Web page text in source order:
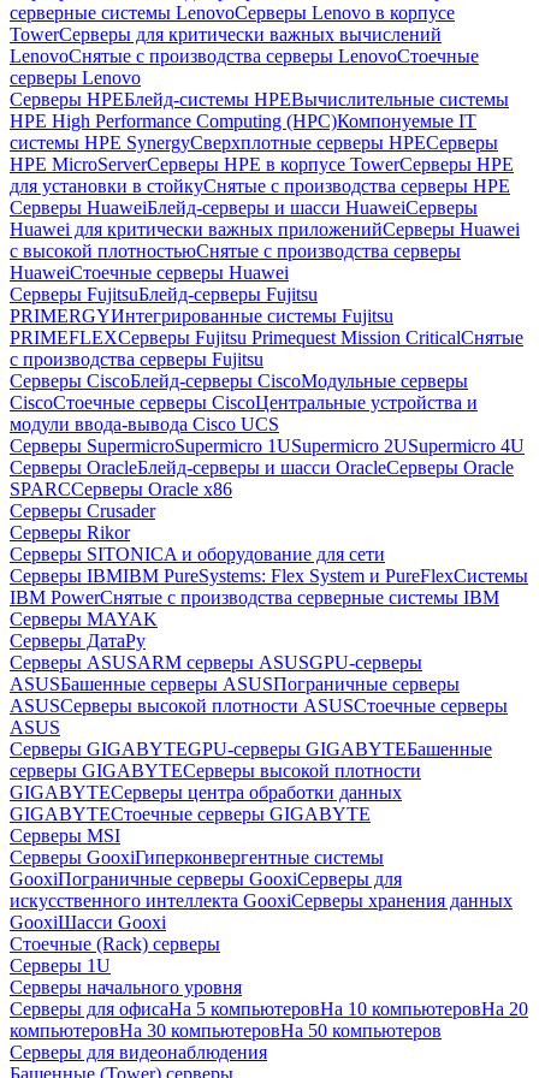
серверные системы LenovoСерверы Lenovo в корпусе
TowerСерверы для критически важных вычислений
LenovoСнятые с производства серверы LenovoСтоечные
серверы Lenovo
Серверы HPEБлейд-системы HPEВычислительные системы
HPE High Performance Computing (HPC)Компонуемые IT
системы HPE SynergyСверхплотные серверы HPEСерверы
HPE MicroServerСерверы HPE в корпусе TowerСерверы HPE
для установки в стойкуСнятые с производства серверы HPE
Серверы HuaweiБлейд-серверы и шасси HuaweiСерверы
Huawei для критически важных приложенийСерверы Huawei
с высокой плотностьюСнятые с производства серверы
HuaweiСтоечные серверы Huawei
Серверы FujitsuБлейд-серверы Fujitsu
PRIMERGYИнтегрированные системы Fujitsu
PRIMEFLEXСерверы Fujitsu Primequest Mission CriticalСнятые
с производства серверы Fujitsu
Серверы CiscoБлейд-серверы CiscoМодульные серверы
CiscoСтоечные серверы CiscoЦентральные устройства и
модули ввода-вывода Cisco UCS
Серверы SupermicroSupermicro 1USupermicro 2USupermicro 4U
Серверы OracleБлейд-серверы и шасси OracleСерверы Oracle
SPARCСерверы Oracle x86
Серверы Crusader
Серверы Rikor
Серверы SITONICA и оборудование для сети
Серверы IBMIBM PureSystems: Flex System и PureFlexСистемы
IBM PowerСнятые с производства серверные системы IBM
Серверы MAYAK
Серверы ДатаРу
Серверы ASUSARM серверы ASUSGPU-серверы
ASUSБашенные серверы ASUSПограничные серверы
ASUSСерверы высокой плотности ASUSСтоечные серверы
ASUS
Серверы GIGABYTEGPU-серверы GIGABYTEБашенные
серверы GIGABYTEСерверы высокой плотности
GIGABYTEСерверы центра обработки данных
GIGABYTEСтоечные серверы GIGABYTE
Серверы MSI
Серверы GooxiГиперконвергентные системы
GooxiПограничные серверы GooxiСерверы для
искусственного интеллекта GooxiСерверы хранения данных
GooxiШасси Gooxi
Стоечные (Rack) серверы
Серверы 1U
Серверы начального уровня
Серверы для офисаНа 5 компьютеровНа 10 компьютеровНа 20
компьютеровНа 30 компьютеровНа 50 компьютеров
Серверы для видеонаблюдения
Башенные (Tower) серверы